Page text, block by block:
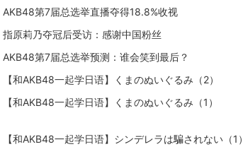
AKB48第7届总选举直播夺得18.8%收视
指原莉乃夺冠后受访：感谢中国粉丝
AKB48第7届总选举预测：谁会笑到最后？
【和AKB48一起学日语】くまのぬいぐるみ（2）
【和AKB48一起学日语】くまのぬいぐるみ（1）
【和AKB48一起学日语】シンデレラは騙されない（1）